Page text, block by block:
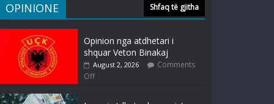
OPINIONE Shfaq të gjitha
Opinion nga atdhetari i
shquar Veton Binakaj
August 2, 2026
Comments
Off